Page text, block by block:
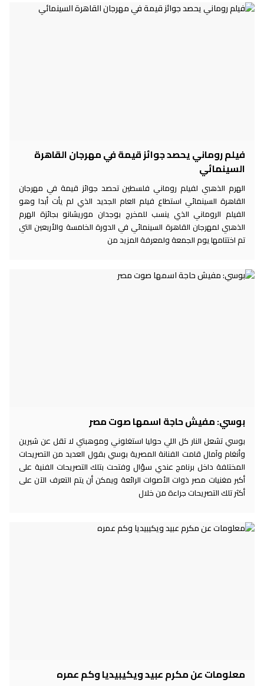
فيلم روماني يحصد جوائز قيمة في مهرجان القاهرة
السينمائي
الهرم الذهبي لفيلم روماني فلسطين تحصد جوائز قيمة في مهرجان
القاهرة السينمائي استطاع فيلم العام الجديد الذي لم يأت أبدا وهو
الفيلم الروماني الذي ينسب للمخرج بوجدان موريشانو بجائزة الهرم
الذهبي لمهرجان القاهرة السينمائي في الدورة الخامسة والأربعين التي
تم اختتامها يوم الجمعة ولمعرفة المزيد من
بوسي: مفيش حاجة اسمها صوت مصر
بوسي تشعل النار كل اللي حوليا استغلوني وموهبتي لا تقل عن شيرين
وأنغام وآمال قامت الفنانة المصرية بوسي بقول العديد من التصريحات
المختلفة داخل برنامج عندي سؤال وفتحت بتلك التصريحات الفنية على
أكبر مغنيات مصر ذوات الأصوات الرائعة ويمكن أن يتم التعرف الآن على
أكثر تلك التصريحات جراءة من خلال
معلومات عن مكرم عبيد ويكيبيديا وكم عمره